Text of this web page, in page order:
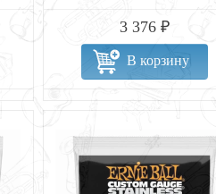
3 376 ₽
В корзину